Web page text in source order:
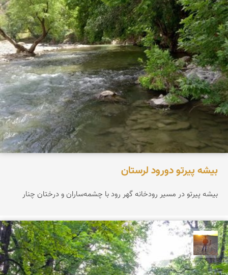
بیشه پیرتو دورود لرستان
بیشه پیرتو در مسیر رودخانه گهر رود با چشمه‌ساران و درختان چنار